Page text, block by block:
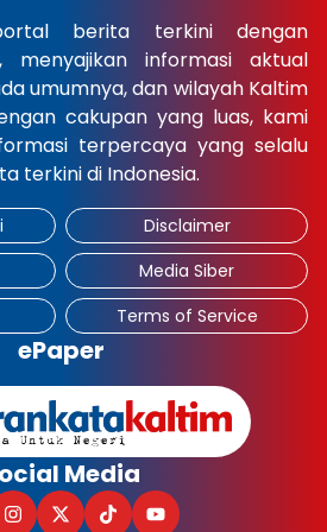
×
berita terkini dengan
menyajikan informasi aktual
umumnya, dan wilayah Kaltim
cakupan yang luas, kami
terpercaya yang selalu
terkini di Indonesia.
Disclaimer
Media Siber
Terms of Service
ePaper
Media